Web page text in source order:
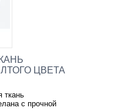
ЦВЕТА
с прочной